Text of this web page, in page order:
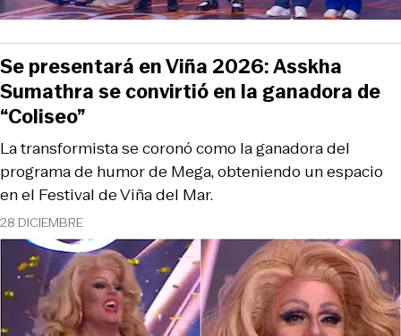
28 DICIEMBRE
La transformista se coronó como la ganadora del
programa de humor de Mega, obteniendo un espacio
en el Festival de Viña del Mar.
Se presentará en Viña 2026: Asskha
Sumathra se convirtió en la ganadora de
“Coliseo”